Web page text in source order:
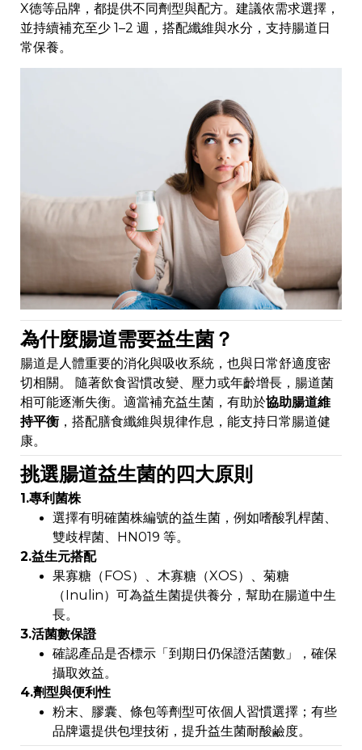
X德等品牌，都提供不同劑型與配方。建議依需求選擇，
並持續補充至少 1–2 週，搭配纖維與水分，支持腸道日
常保養。
為什麼腸道需要益生菌？
腸道是人體重要的消化與吸收系統，也與日常舒適度密
切相關。 隨著飲食習慣改變、壓力或年齡增長，腸道菌
相可能逐漸失衡。適當補充益生菌，有助於協助腸道維
持平衡 ，搭配膳食纖維與規律作息，能支持日常腸道健
康。
挑選腸道益生菌的四大原則
1.專利菌株
選擇有明確菌株編號的益生菌，例如嗜酸乳桿菌、
雙歧桿菌、HN019 等。
2.益生元搭配
果寡糖（FOS）、木寡糖（XOS）、菊糖
（Inulin）可為益生菌提供養分，幫助在腸道中生
長。
3.活菌數保證
確認產品是否標示「到期日仍保證活菌數」，確保
攝取效益。
4.劑型與便利性
粉末、膠囊、條包等劑型可依個人習慣選擇；有些
品牌還提供包埋技術，提升益生菌耐酸鹼度。